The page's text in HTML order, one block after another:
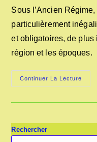
la
Sous l’Ancien
particulièrement
et obligatoires, de
région et les époques.
Continuer La Lecture
Rechercher